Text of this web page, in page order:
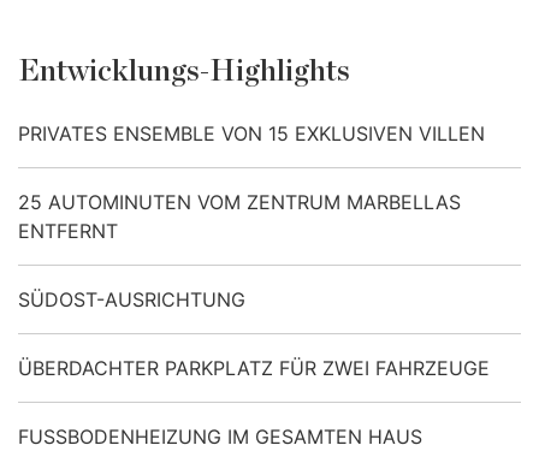
Entwicklungs-Highlights
PRIVATES ENSEMBLE VON 15 EXKLUSIVEN VILLEN
25 AUTOMINUTEN VOM ZENTRUM MARBELLAS
ENTFERNT
SÜDOST-AUSRICHTUNG
ÜBERDACHTER PARKPLATZ FÜR ZWEI FAHRZEUGE
FUSSBODENHEIZUNG IM GESAMTEN HAUS